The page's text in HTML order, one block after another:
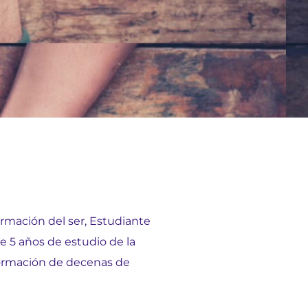
del ser, Estudiante
5 años de estudio de la
de decenas de